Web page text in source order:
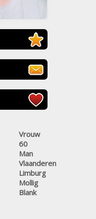
Vrouw
60
Man
Vlaanderen
Limburg
Mollig
Blank